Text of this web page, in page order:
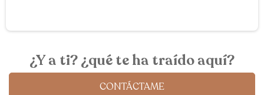
¿Y a ti? ¿qué te ha traído aquí?
CONTÁCTAME